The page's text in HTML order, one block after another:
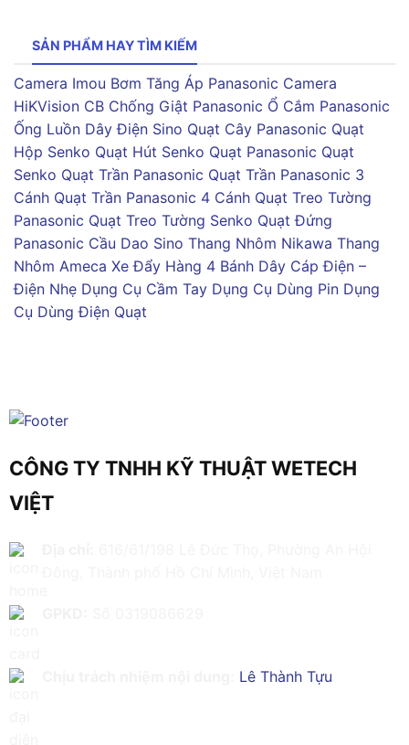
SẢN PHẨM HAY TÌM KIẾM
Camera Imou Bơm Tăng Áp Panasonic Camera
HiKVision CB Chống Giật Panasonic Ổ Cắm Panasonic
Ống Luồn Dây Điện Sino Quạt Cây Panasonic Quạt
Hộp Senko Quạt Hút Senko Quạt Panasonic Quạt
Senko Quạt Trần Panasonic Quạt Trần Panasonic 3
Cánh Quạt Trần Panasonic 4 Cánh Quạt Treo Tường
Panasonic Quạt Treo Tường Senko Quạt Đứng
Panasonic Cầu Dao Sino Thang Nhôm Nikawa Thang
Nhôm Ameca Xe Đẩy Hàng 4 Bánh Dây Cáp Điện –
Điện Nhẹ Dụng Cụ Cầm Tay Dụng Cụ Dùng Pin Dụng
Cụ Dùng Điện Quạt
CÔNG TY TNHH KỸ THUẬT WETECH
VIỆT
Lê Thành Tựu